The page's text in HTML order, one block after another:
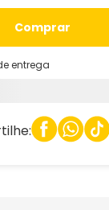
comprar
entrega